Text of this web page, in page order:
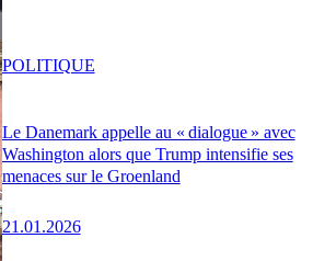
Le Danemark appelle au « dialogue » avec
Washington alors que Trump intensifie ses
menaces sur le Groenland
21.01.2026
POLITIQUE